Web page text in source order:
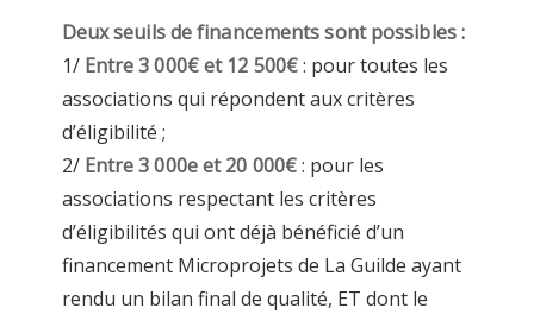
Deux seuils de financements sont possibles :
1/ Entre 3 000€ et 12 500€: pour toutes les
associations qui répondent aux critères
d’éligibilité ;
2/ Entre 3 000e et 20 000€: pour les
associations respectant les critères
d’éligibilités qui ont déjà bénéficié d’un
financement Microprojets de La Guilde ayant
rendu un bilan final de qualité, ET dont le